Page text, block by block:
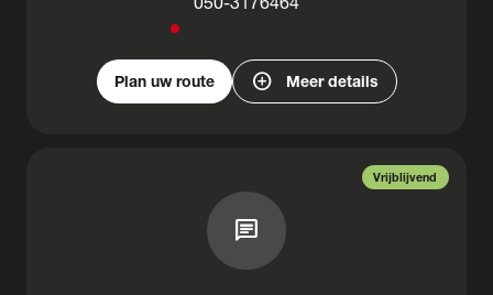
Plan uw route add_circle Meer details
Vrijblijvend
chat